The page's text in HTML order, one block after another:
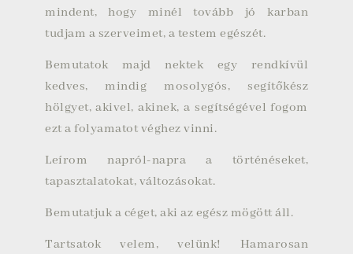
mindent, hogy minél tovább jó karban
tudjam a szerveimet, a testem egészét.
Bemutatok majd nektek egy rendkívül
kedves, mindig mosolygós, segítőkész
hölgyet, akivel, akinek, a segítségével fogom
ezt a folyamatot véghez vinni.
Leírom napról-napra a történéseket,
tapasztalatokat, változásokat.
Bemutatjuk a céget, aki az egész mögött áll.
Tartsatok velem, velünk! Hamarosan